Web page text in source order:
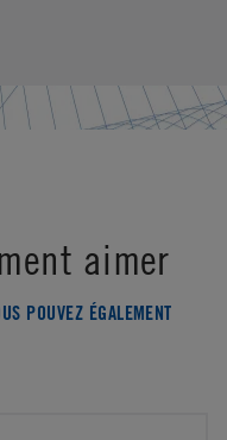
aimer
POUVEZ ÉGALEMENT